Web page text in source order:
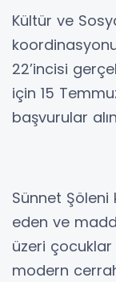
Kültür ve
22’incisi
için 15
başvurular
Sünnet Şöleni
eden ve
üzeri
modern